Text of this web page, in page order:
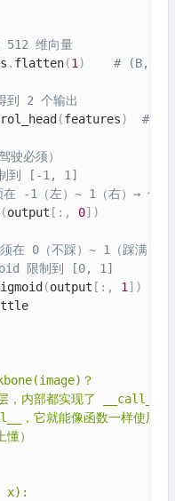
512 维向量
. flatten(1) # (B,
到 2 个输出
(features) #
驶必须）
到 [-1, 1]
在 -1（左）~ 1（右）→ 使
(output [ : , 0] )
0（不踩）~ 1（踩满）
限制到 [0, 1]
(output [ : , 1] )
？
内部都实现了 __call__
，它就能像函数一样使用
）
x):